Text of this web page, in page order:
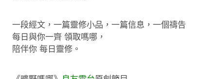
一段經文，一篇靈修小品，一篇信息，一個禱告
每日與你一齊 領取嗎哪，
陪伴你 每日靈修。